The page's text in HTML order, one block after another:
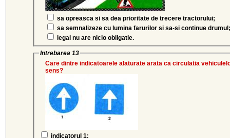
sa opreasca si sa dea prioritate de trecere tractorului;
sa semnalizeze cu lumina farurilor si sa-si continue
legal nu are nicio obligatie.
Intrebarea 13
Care dintre indicatoarele alaturate arata ca circulatia
sens?
indicatorul 1;